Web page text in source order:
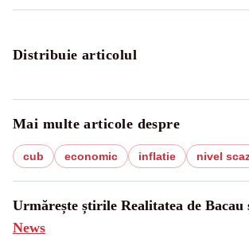
Distribuie articolul
Mai multe articole despre
cub economic inflatie nivel
Urmărește știrile Realitatea de Bacau
News